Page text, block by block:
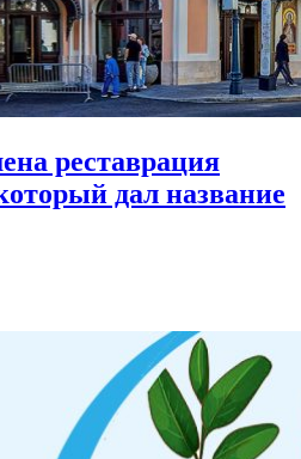
реставрация
дал название